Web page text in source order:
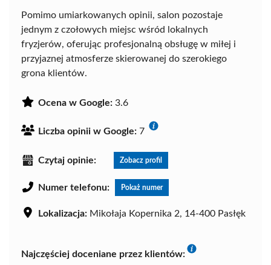
Pomimo umiarkowanych opinii, salon pozostaje
jednym z czołowych miejsc wśród lokalnych
fryzjerów, oferując profesjonalną obsługę w miłej i
przyjaznej atmosferze skierowanej do szerokiego
grona klientów.
Ocena w Google: 3.6
Liczba opinii w Google: 7
Czytaj opinie: Zobacz profil
Numer telefonu: Pokaż numer
Lokalizacja: Mikołaja Kopernika 2, 14-400 Pasłęk
Najczęściej doceniane przez klientów: